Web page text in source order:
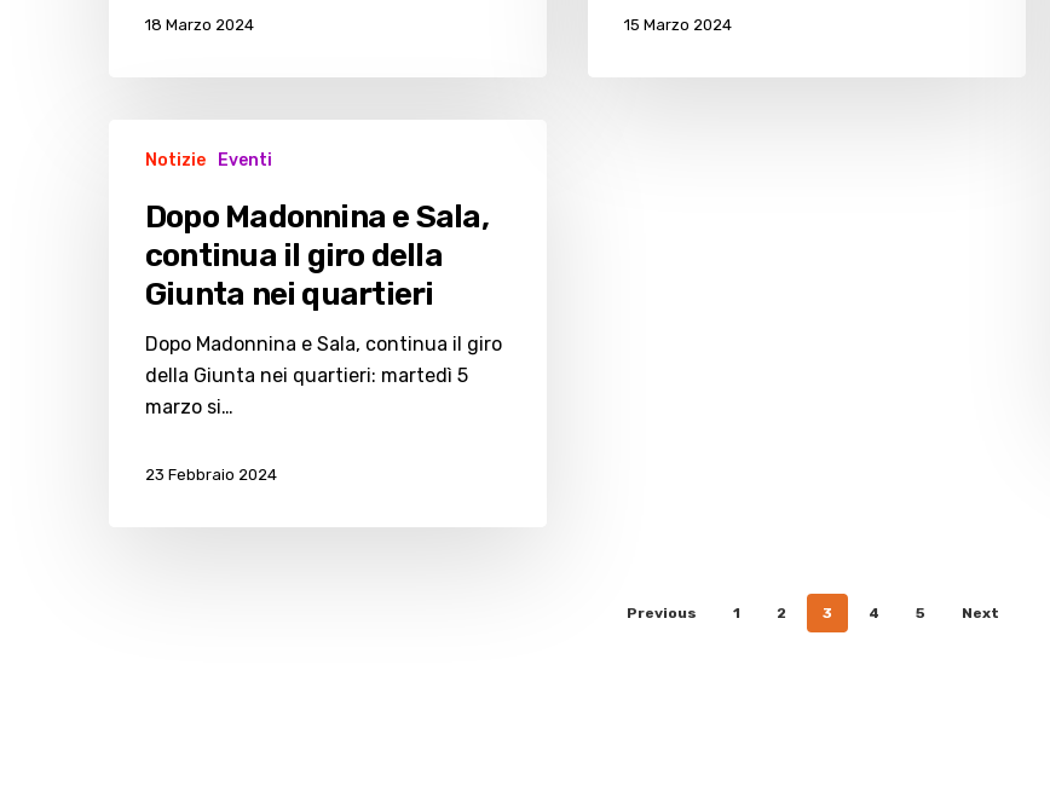
18 Marzo 2024 15 Marzo 2024
Madonnina
Sala,
continua
della
Giunta
Notizie Eventi
Dopo Madonnina e Sala,
continua il giro della
Giunta nei quartieri
Dopo Madonnina e Sala, continua il giro
della Giunta nei quartieri: martedì 5
marzo si…
23 Febbraio 2024
Previous 1 2 3 4 5 Next